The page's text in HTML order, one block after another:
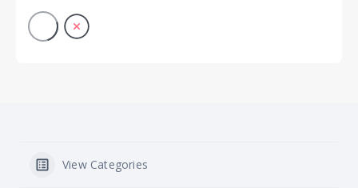
View Categories